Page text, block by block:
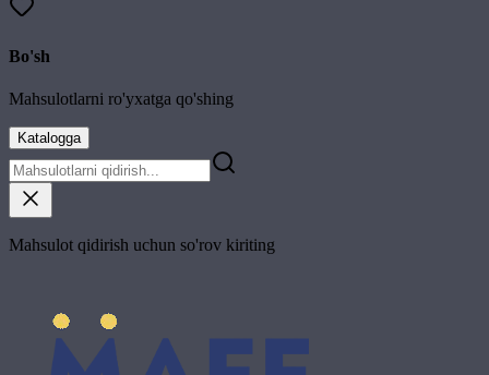
Bo'sh
Mahsulotlarni ro'yxatga qo'shing
Katalogga
Mahsulot qidirish uchun so'rov kiriting